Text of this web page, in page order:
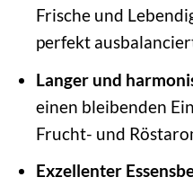
Frische und
perfekt
Langer und
einen bleibenden
Frucht- und
Exzellenter